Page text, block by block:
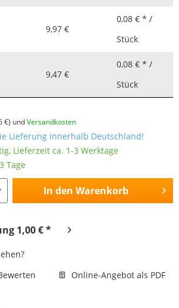
9,97 €
0,08 € * /
Stück
9,47 €
0,08 € * /
Stück
€) undVersandkosten
Lieferung innerhalb Deutschland!
Lieferzeit ca. 1-3 Werktage
Tage
In den Warenkorb
1,00 € *
Online-Angebot als PDF